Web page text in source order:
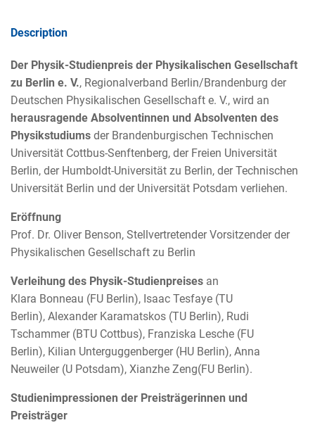
Description
Der Physik-Studienpreis der Physikalischen Gesellschaft
zu Berlin e. V., Regionalverband Berlin/Brandenburg der
Deutschen Physikalischen Gesellschaft e. V., wird an
herausragende Absolventinnen und Absolventen des
Physikstudiums der Brandenburgischen Technischen
Universität Cottbus-Senftenberg, der Freien Universität
Berlin, der Humboldt-Universität zu Berlin, der Technischen
Universität Berlin und der Universität Potsdam verliehen.
Eröffnung
Prof. Dr. Oliver Benson, Stellvertretender Vorsitzender der
Physikalischen Gesellschaft zu Berlin
Verleihung des Physik-Studienpreises an
Klara Bonneau (FU Berlin), Isaac Tesfaye (TU
Berlin), Alexander Karamatskos (TU Berlin), Rudi
Tschammer (BTU Cottbus), Franziska Lesche (FU
Berlin), Kilian Unterguggenberger (HU Berlin), Anna
Neuweiler (U Potsdam), Xianzhe Zeng(FU Berlin).
Studienimpressionen der Preisträgerinnen und
Preisträger